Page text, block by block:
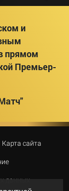
и
прямом
Премьер-
Карта сайта
данных